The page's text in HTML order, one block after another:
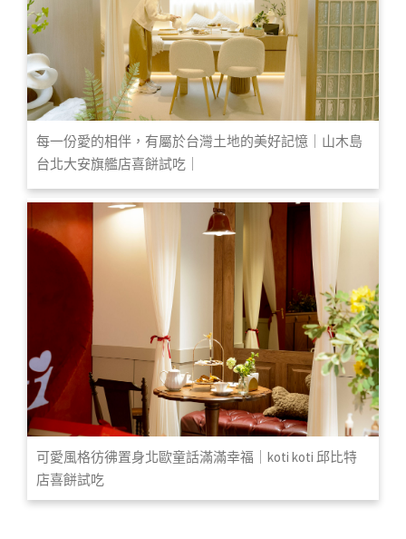
每一份愛的相伴，有屬於台灣土地的美好記憶｜山木島
台北大安旗艦店喜餅試吃｜
可愛風格彷彿置身北歐童話滿滿幸福｜koti koti 邱比特
店喜餅試吃